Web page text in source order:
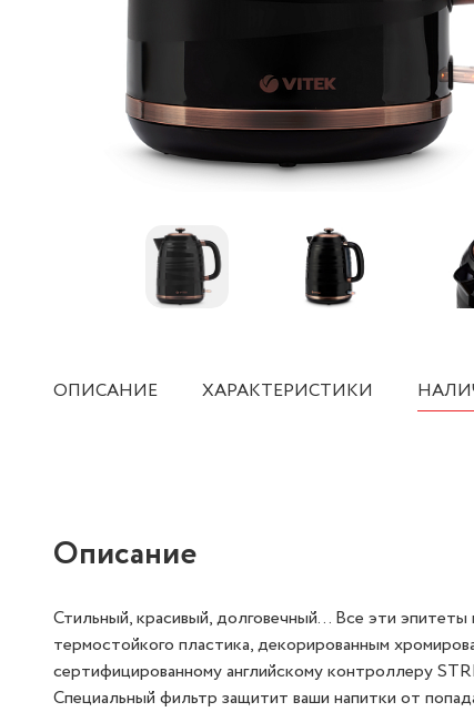
ОПИСАНИЕ ХАРАКТЕРИСТИКИ
Описание
Стильный, красивый, долговечный… Все эти
термостойкого пластика, декорированным
сертифицированному английскому контроллеру
Специальный фильтр защитит ваши напитки от